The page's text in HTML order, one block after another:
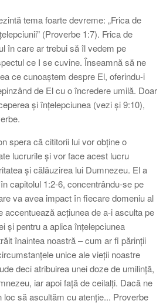
tema foarte devreme: „Frica de
(Proverbe 1:7). Frica de
în care ar trebui să îl vedem pe
ce I se cuvine. Înseamnă să ne
ce cunoaștem despre El, oferindu-i
de El cu o încredere umilă. Doar
și înțelepciunea (vezi și 9:10),
spera că cititorii lui vor obține o
lucrurile și vor face acest lucru
și călăuzirea lui Dumnezeu. El a
capitolul 1:2-6, concentrându-se pe
va avea impact în fiecare domeniu al
accentuează acțiunea de a-i asculta pe
și pentru a aplica înțelepciunea
înaintea noastră – cum ar fi părinții
unice ale vieții noastre
deci atribuirea unei doze de umilință,
iar apoi față de ceilalți. Dacă ne
să ascultăm cu atenție... Proverbe